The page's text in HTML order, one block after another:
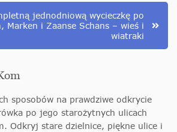
jednodniową wycieczkę po
Marken i Zaanse Schans – wieś i
wiatraki
sposobów na prawdziwe odkrycie
po jego starożytnych ulicach
Odkryj stare dzielnice, piękne ulice i